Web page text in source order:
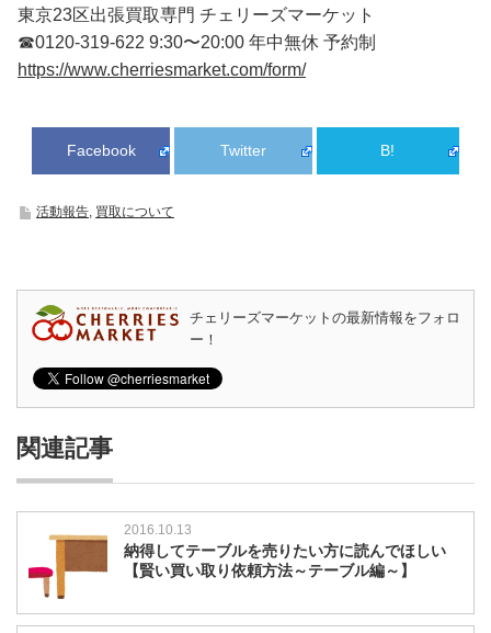
東京23区出張買取専門 チェリーズマーケット
☎︎0120-319-622 9:30〜20:00 年中無休 予約制
https://www.cherriesmarket.com/form/
Facebook Twitter B!
活動報告, 買取について
チェリーズマーケットの最新情報をフォロ
ー！
関連記事
2016.10.13
納得してテーブルを売りたい方に読んでほしい
【賢い買い取り依頼方法～テーブル編～】